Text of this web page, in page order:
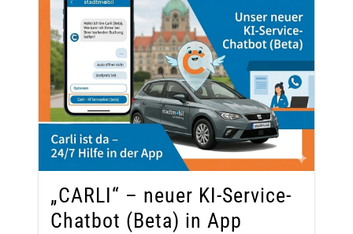
„CARLI“ – neuer KI-Service-
Chatbot (Beta) in App